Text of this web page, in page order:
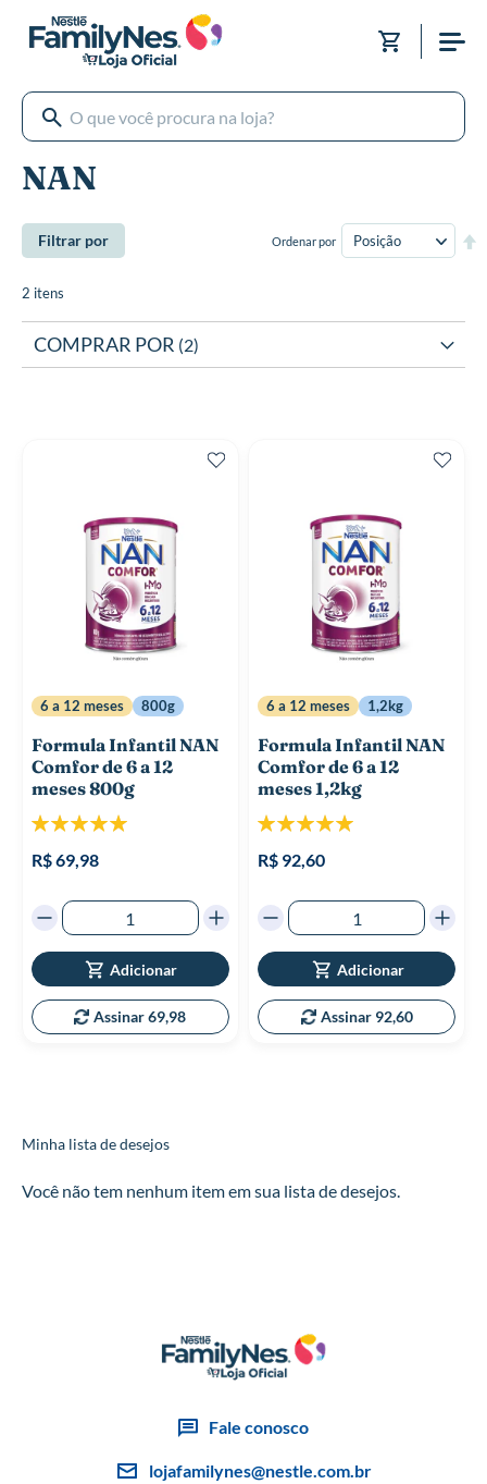
para
Meu
NAN
2 itens
Ordenar por
6 a 12 meses 800g
Formula Infantil NAN
Comfor de 6 a 12
meses 800g
Classificação:
R$ 69,98
Adicionar
Assinar 69,98
6 a 12 meses 1,2kg
Formula Infantil NAN
Comfor de 6 a 12
meses 1,2kg
Classificação:
R$ 92,60
Adicionar
Assinar 92,60
Filtrar por
COMPRAR POR
Minha lista de desejos
Você não tem nenhum item em sua lista de desejos.
Fale conosco
lojafamilynes@nestle.com.br